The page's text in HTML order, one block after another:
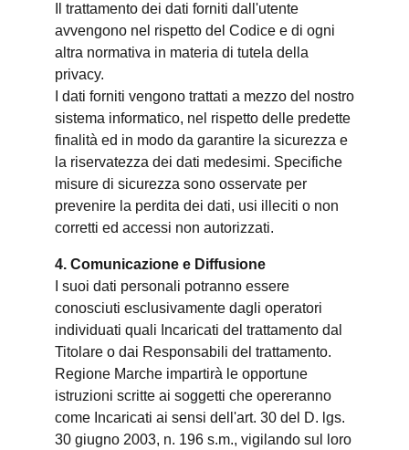
Il trattamento dei dati forniti dall'utente
avvengono nel rispetto del Codice e di ogni
altra normativa in materia di tutela della
privacy.
I dati forniti vengono trattati a mezzo del nostro
sistema informatico, nel rispetto delle predette
finalità ed in modo da garantire la sicurezza e
la riservatezza dei dati medesimi. Specifiche
misure di sicurezza sono osservate per
prevenire la perdita dei dati, usi illeciti o non
corretti ed accessi non autorizzati.
4. Comunicazione e Diffusione
I suoi dati personali potranno essere
conosciuti esclusivamente dagli operatori
individuati quali Incaricati del trattamento dal
Titolare o dai Responsabili del trattamento.
Regione Marche impartirà le opportune
istruzioni scritte ai soggetti che opereranno
come Incaricati ai sensi dell'art. 30 del D. lgs.
30 giugno 2003, n. 196 s.m., vigilando sul loro